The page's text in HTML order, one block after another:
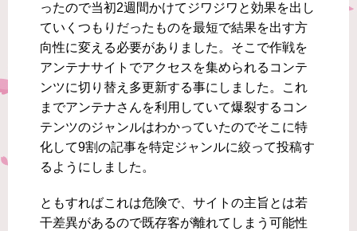
ったので当初2週間かけてジワジワと効果を出し
ていくつもりだったものを最短で結果を出す方
向性に変える必要がありました。そこで作戦を
アンテナサイトでアクセスを集められるコンテ
ンツに切り替え多更新する事にしました。これ
までアンテナさんを利用していて爆裂するコン
テンツのジャンルはわかっていたのでそこに特
化して9割の記事を特定ジャンルに絞って投稿す
るようにしました。
ともすればこれは危険で、サイトの主旨とは若
干差異があるので既存客が離れてしまう可能性